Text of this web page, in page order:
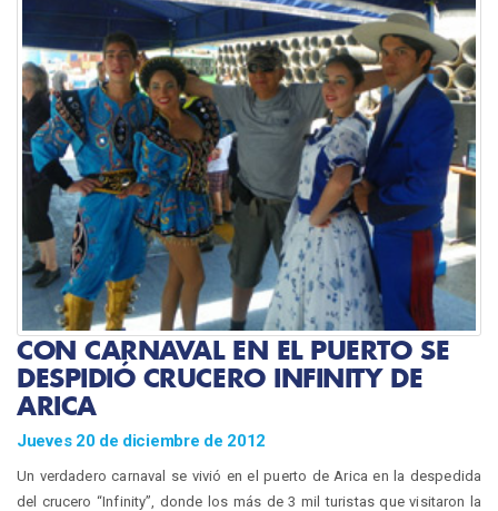
CON CARNAVAL EN EL PUERTO SE
DESPIDIÓ CRUCERO INFINITY DE
ARICA
Jueves 20 de diciembre de 2012
Un verdadero carnaval se vivió en el puerto de Arica en la despedida
del crucero “Infinity”, donde los más de 3 mil turistas que visitaron la